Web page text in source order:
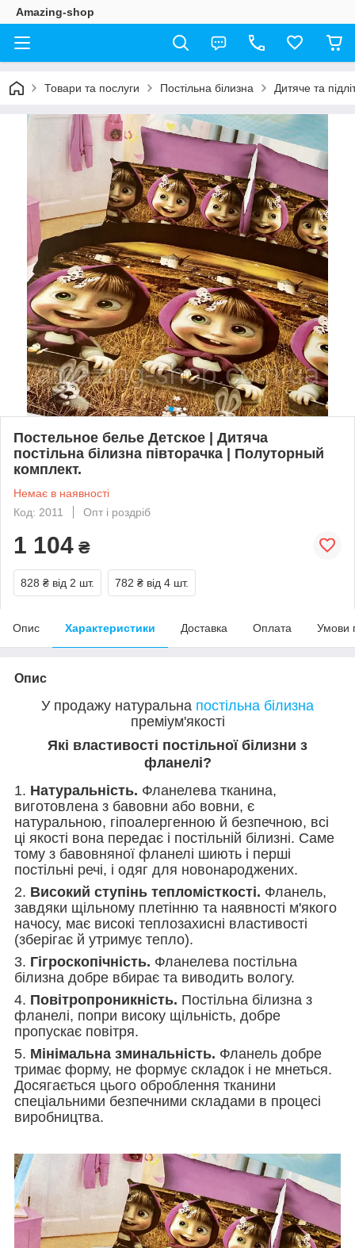
Amazing-shop
Товари та послуги Постільна білизна Дитяче та
Постельное белье Детское | Дитяча
постільна білизна півторачка | Полуторный
комплект.
Немає в наявності
Код: 2011
Опт і роздріб
1 104 ₴
828 ₴ від 2 шт. 782 ₴ від 4 шт.
Опис Характеристики Доставка Оплата Умови
Опис
У продажу натуральна постільна білизна
преміум'якості
Які властивості постільної білизни з
фланелі?
1. Натуральність. Фланелева тканина,
виготовлена з бавовни або вовни, є
натуральною, гіпоалергенною й безпечною, всі
ці якості вона передає і постільній білизні. Саме
тому з бавовняної фланелі шиють і перші
постільні речі, і одяг для новонароджених.
2. Високий ступінь тепломісткості. Фланель,
завдяки щільному плетінню та наявності м'якого
начосу, має високі теплозахисні властивості
(зберігає й утримує тепло).
3. Гігроскопічність. Фланелева постільна
білизна добре вбирає та виводить вологу.
4. Повітропроникність. Постільна білизна з
фланелі, попри високу щільність, добре
пропускає повітря.
5. Мінімальна зминальність. Фланель добре
тримає форму, не формує складок і не мнеться.
Досягається цього оброблення тканини
спеціальними безпечними складами в процесі
виробництва.